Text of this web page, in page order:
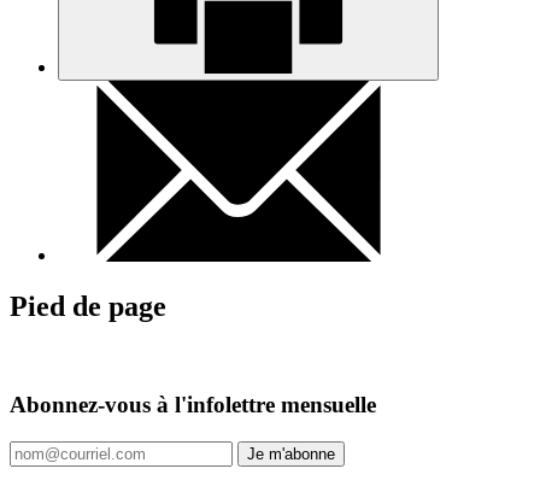
Pied de page
Abonnez-vous à l'infolettre mensuelle
Je m'abonne